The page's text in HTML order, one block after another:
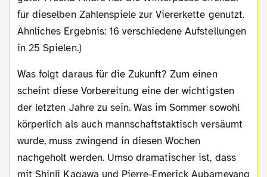
für dieselben Zahlenspiele zur Viererkette genutzt.
Ähnliches Ergebnis: 16 verschiedene Aufstellungen
in 25 Spielen.)
Was folgt daraus für die Zukunft? Zum einen
scheint diese Vorbereitung eine der wichtigsten
der letzten Jahre zu sein. Was im Sommer sowohl
körperlich als auch mannschaftstaktisch versäumt
wurde, muss zwingend in diesen Wochen
nachgeholt werden. Umso dramatischer ist, dass
mit Shinji Kagawa und Pierre-Emerick Aubameyang